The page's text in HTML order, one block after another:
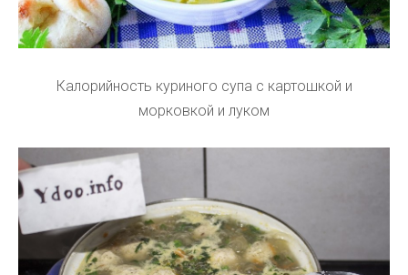
Калорийность куриного супа с картошкой и
морковкой и луком